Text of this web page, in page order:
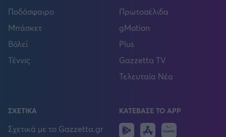
Ποδόσφαιρο
Μπάσκετ
Βόλεϊ
Τέννις
Πρωτοσέλιδα
gMotion
Plus
Gazzetta TV
Τελευταία Νέα
ΣΧΕΤΙΚΑ
Σχετικά με το Gazzetta.gr
ΚΑΤΕΒΑΣΕ ΤΟ APP
Android
IOS